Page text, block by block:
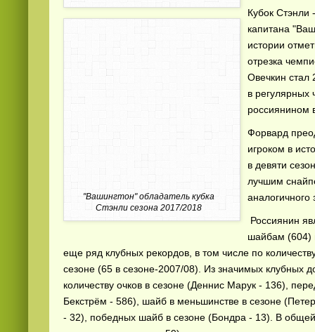
"Вашингтон" обладатель кубка
Стэнли сезона 2017/2018
Кубок Стэнли
капитана
истории
отрезка
Овечкин стал
в регулярных
россиянином
Форвард
игроком в
в девяти
лучшим
Россиянин
шайбам (604)
еще ряд клубных рекордов, в том числе по
сезоне (65 в сезоне-2007/08). Из значимых клубных
количеству очков в сезоне (Деннис Марук - 136),
Бекстрём - 586), шайб в меньшинстве в сезоне
- 32), победных шайб в сезоне (Бондра - 13). В